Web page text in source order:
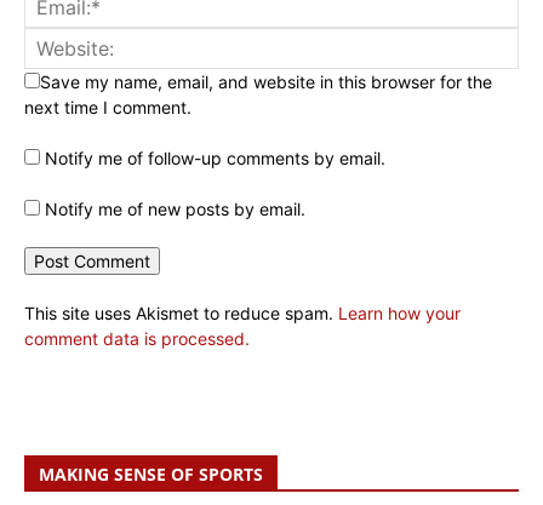
Save my name, email, and website in this browser for the
next time I comment.
Notify me of follow-up comments by email.
Notify me of new posts by email.
This site uses Akismet to reduce spam. Learn how your
comment data is processed.
MAKING SENSE OF SPORTS